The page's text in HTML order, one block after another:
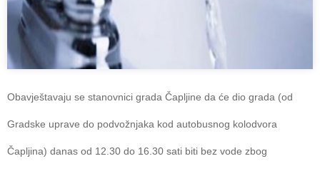
Obavještavaju se stanovnici grada Čapljine da će dio grada (od
Gradske uprave do podvožnjaka kod autobusnog kolodvora
Čapljina) danas od 12.30 do 16.30 sati biti bez vode zbog